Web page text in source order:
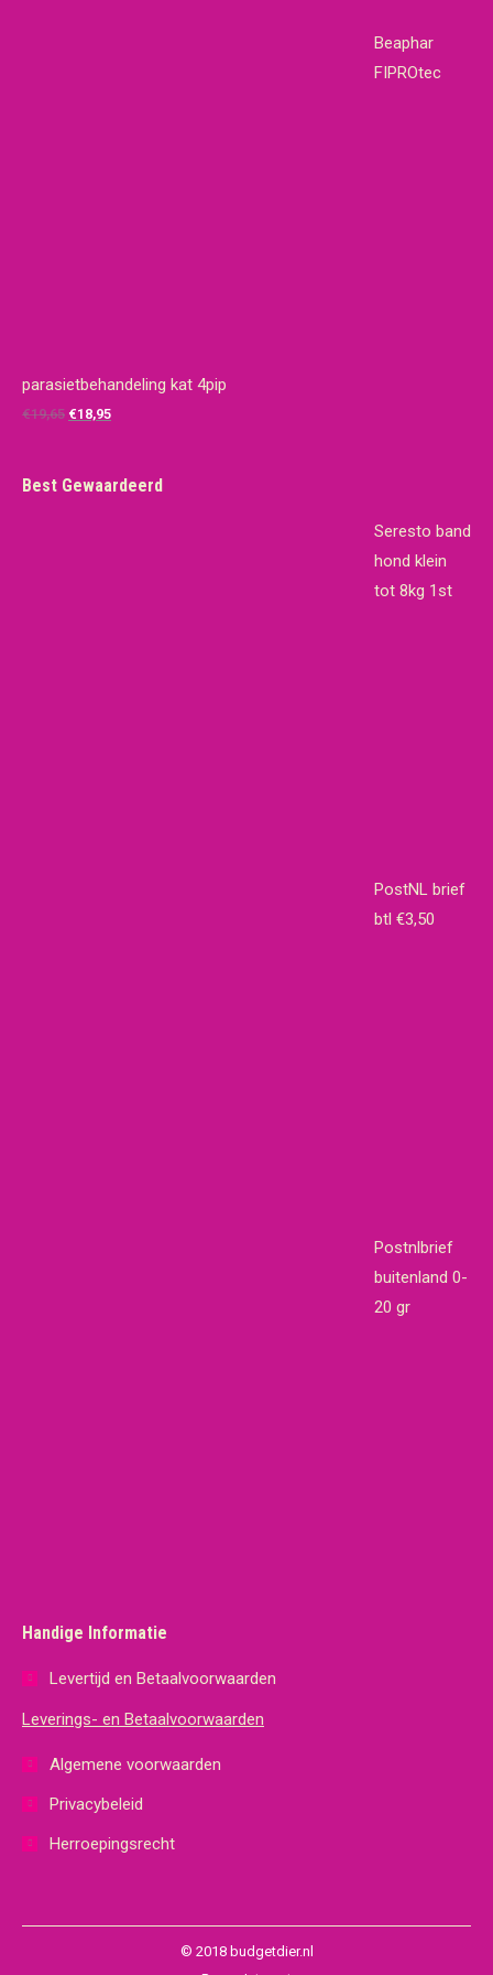
Beaphar
FIPROtec
parasietbehandeling kat 4pip
€19,65 Oorspronkelijke
€19,65.
€18,95Huidige
€18,95.
Best Gewaardeerd
Seresto band
hond klein
tot 8kg 1st
PostNL brief
btl €3,50
Postnlbrief
buitenland 0-
20 gr
Handige Informatie
Levertijd en Betaalvoorwaarden
Leverings- en Betaalvoorwaarden
Algemene voorwaarden
Privacybeleid
Herroepingsrecht
© 2018 budgetdier.nl